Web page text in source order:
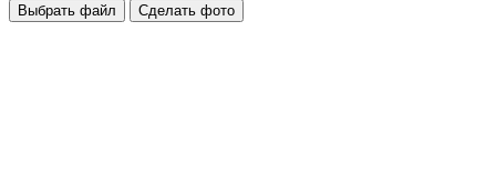
Выбрать файл Сделать фото